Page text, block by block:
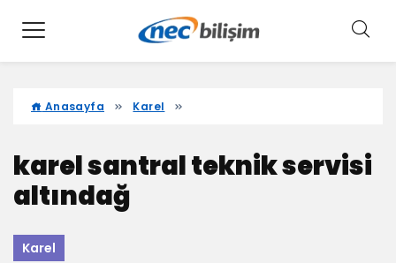
Anasayfa Karel
karel santral teknik servisi
altındağ
Karel